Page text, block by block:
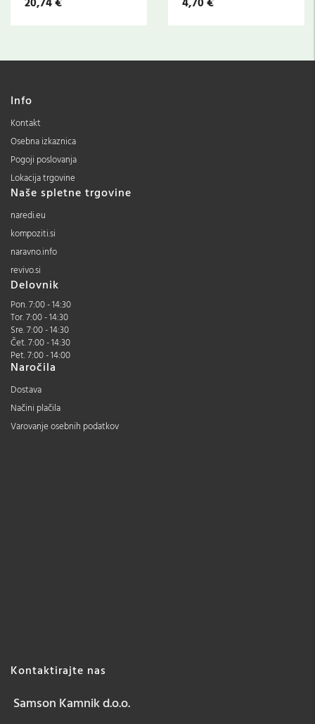
Info
Kontakt
Osebna izkaznica
Pogoji poslovanja
Lokacija trgovine
Naše spletne trgovine
naredi.eu
kompoziti.si
naravno.info
revivo.si
Delovnik
Pon. 7:00 - 14:30
Tor. 7:00 - 14:30
Sre. 7:00 - 14:30
Čet. 7:00 - 14:30
Pet. 7:00 - 14:00
Naročila
Dostava
Načini plačila
Varovanje osebnih podatkov
Kontaktirajte nas
Samson Kamnik d.o.o.